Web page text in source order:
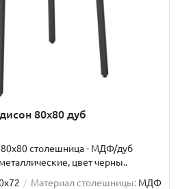
80х80 дуб
столешница - МДФ/дуб
цвет черны..
Материал столешницы: МДФ